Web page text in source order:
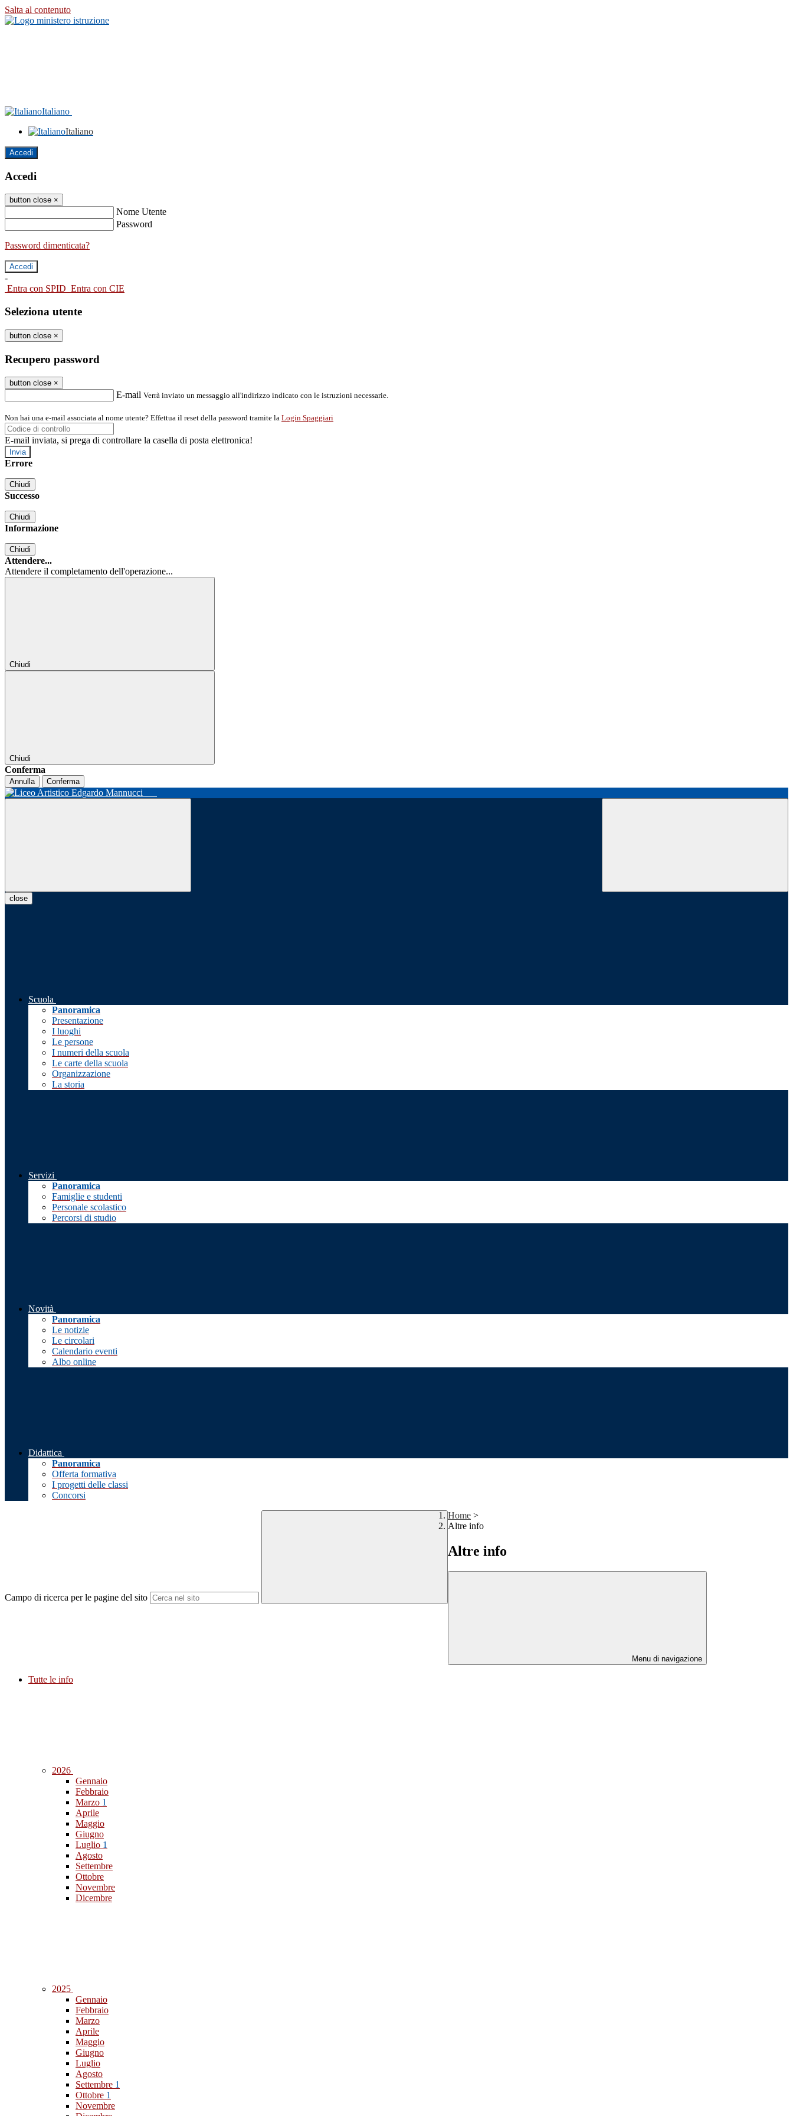
Salta al contenuto
Italiano
Italiano
Accedi
Accedi
button close ×
Nome Utente
Password
Password dimenticata?
-
Entra con SPID Entra con CIE
Seleziona utente
button close ×
Recupero password
button close ×
E-mail Verrà inviato un messaggio all'indirizzo indicato con le istruzioni necessarie.
Non hai una e-mail associata al nome utente? Effettua il reset della password tramite la Login Spaggiari
E-mail inviata, si prega di controllare la casella di posta elettronica!
Errore
Chiudi
Successo
Chiudi
Informazione
Chiudi
Attendere...
Attendere il completamento dell'operazione...
Chiudi
Chiudi
Conferma
Annulla Conferma
close
Scuola
Panoramica
Presentazione
I luoghi
Le persone
I numeri della scuola
Le carte della scuola
Organizzazione
La storia
Servizi
Panoramica
Famiglie e studenti
Personale scolastico
Percorsi di studio
Novità
Panoramica
Le notizie
Le circolari
Calendario eventi
Albo online
Didattica
Panoramica
Offerta formativa
I progetti delle classi
Concorsi
Campo di ricerca per le pagine del sito
Home >
Altre info
Altre info
Menu di navigazione
Tutte le info
2026
Gennaio
Febbraio
Marzo 1
Aprile
Maggio
Giugno
Luglio 1
Agosto
Settembre
Ottobre
Novembre
Dicembre
2025
Gennaio
Febbraio
Marzo
Aprile
Maggio
Giugno
Luglio
Agosto
Settembre 1
Ottobre 1
Novembre